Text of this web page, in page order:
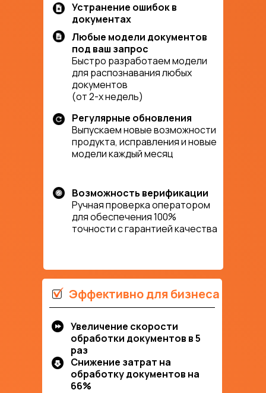
Возможность верификации
Ручная проверка оператором
для обеспечения 100%
точности с гарантией качества
Регулярные обновления
Выпускаем новые возможности
продукта, исправления и новые
модели каждый месяц
Устранение ошибок в
документах
Любые модели документов
под ваш запрос
Быстро разработаем модели
для распознавания любых
документов
(от 2-х недель)
Эффективно для бизнеса
Увеличение скорости
обработки документов в 5
раз
Снижение затрат на
обработку документов на
66%